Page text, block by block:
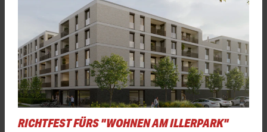
RICHTFEST FÜRS "WOHNEN AM ILLERPARK"